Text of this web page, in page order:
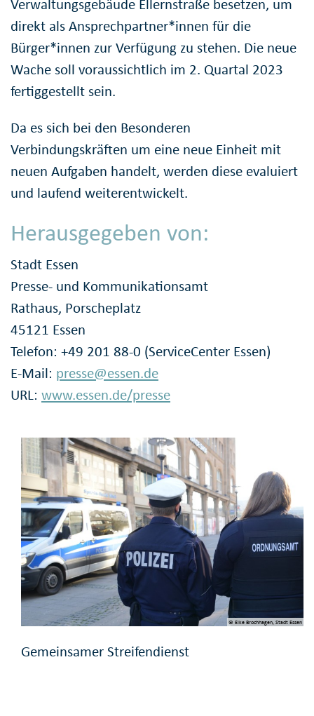
Verwaltungsgebäude Ellernstraße besetzen, um
direkt als Ansprechpartner*innen für die
Bürger*innen zur Verfügung zu stehen. Die neue
Wache soll voraussichtlich im 2. Quartal 2023
fertiggestellt sein.
Da es sich bei den Besonderen
Verbindungskräften um eine neue Einheit mit
neuen Aufgaben handelt, werden diese evaluiert
und laufend weiterentwickelt.
Herausgegeben von:
Stadt Essen
Presse- und Kommunikationsamt
Rathaus, Porscheplatz
45121 Essen
Telefon: +49 201 88-0 (ServiceCenter Essen)
E-Mail: presse@essen.de
URL: www.essen.de/presse
© Elke Brochhagen, Stadt Essen
Gemeinsamer Streifendienst